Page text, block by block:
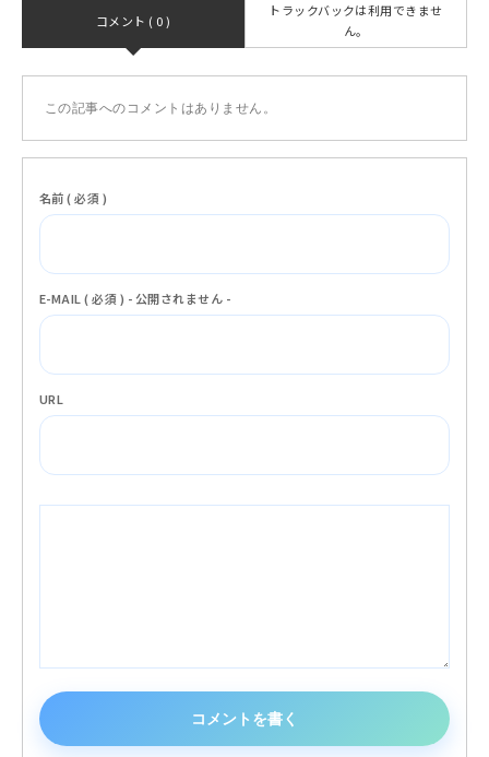
コメント ( 0 )
トラックバックは利用できませ
ん。
この記事へのコメントはありません。
名前 ( 必須 )
E-MAIL ( 必須 ) - 公開されません -
URL